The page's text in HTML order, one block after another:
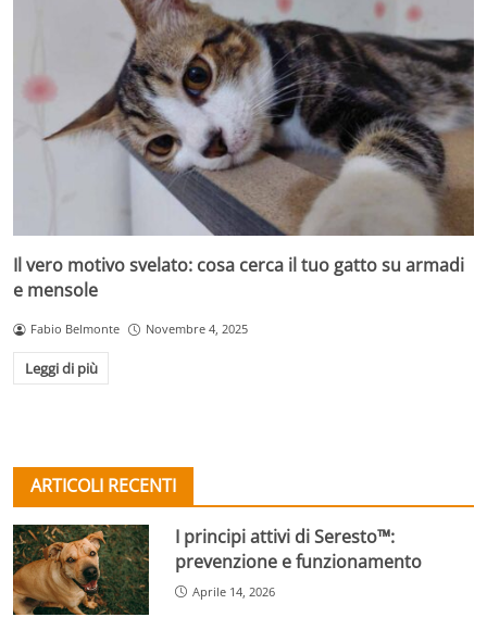
Il vero motivo svelato: cosa cerca il tuo gatto su armadi
e mensole
Fabio Belmonte Novembre 4, 2025
Leggi di più
ARTICOLI RECENTI
I principi attivi di Seresto™:
prevenzione e funzionamento
Aprile 14, 2026